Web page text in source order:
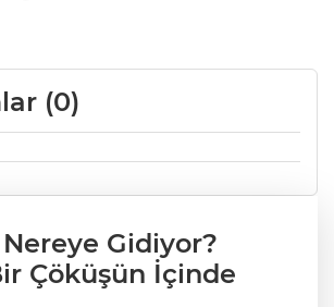
(0)
Gidiyor?
Çöküşün İçinde